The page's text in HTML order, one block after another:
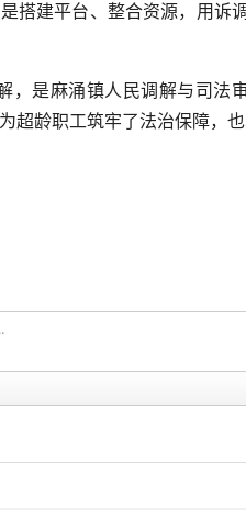
搭建平台、整合资源，用诉
，是麻涌镇人民调解与司法
超龄职工筑牢了法治保障，